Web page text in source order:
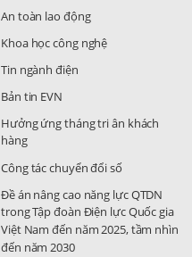
An toàn lao động
Khoa học công nghệ
Tin ngành điện
Bản tin EVN
Hưởng ứng tháng tri ân khách
hàng
Công tác chuyển đổi số
Đề án nâng cao năng lực QTDN
trong Tập đoàn Điện lực Quốc gia
Việt Nam đến năm 2025, tầm nhìn
đến năm 2030